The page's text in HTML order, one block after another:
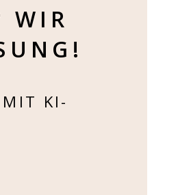
WIR
MIT KI-